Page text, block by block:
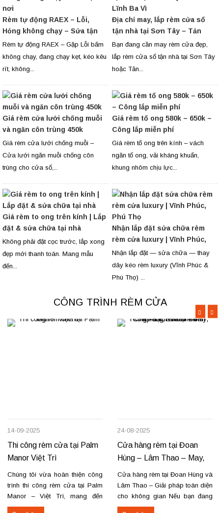
Rèm tự động RAEX – Lỗi,
Hỏng không chạy – Sửa tận
nơi
Rèm tự động RAEX – Gặp Lỗi bấm
không chạy, đang chạy kẹt, kéo kêu
rít, không...
Địa chỉ may, lắp rèm cửa sổ
tận nhà tại Sơn Tây – Tản
Lĩnh Ba Vì
Bạn đang cần may rèm cửa đẹp,
lắp rèm cửa sổ tận nhà tại Sơn Tây
hoặc Tản...
Giá rèm cửa lưới chống muỗi
và ngăn côn trùng 450k
Giá rèm cửa lưới chống muỗi –
Cửa lưới ngăn muỗi chống côn
trùng cho cửa sổ,...
Giá rèm tổ ong 580k – 650k –
Công lắp miễn phí
Giá rèm tổ ong trên kính – vách
ngăn tổ ong, vải kháng khuẩn,
khung nhôm chịu lực...
Giá rèm to ong trên kính | Lắp
đặt & sửa chữa tại nhà
Không phải đặt cọc trước, lắp xong
đẹp mới thanh toán. Mang mẫu
đến...
Nhận lắp đặt sửa chữa rèm
rèm cửa luxury | Vĩnh Phúc,
Phú Thọ
Nhận lắp đặt — sửa chữa — thay
dây kéo rèm luxury (Vĩnh Phúc &
Phú Thọ) ...
CÔNG TRÌNH RÈM CỬA
14-09-2025
Thi công rèm cửa tại Palm
Manor Việt Trì
Chúng tôi vừa hoàn thiện công
trình thi công rèm cửa tại Palm
Manor – Việt Trì, mang đến
không gian sang trọng và tiện
24-08-2025
Cửa hàng rèm tại Đoan
Hùng – Lâm Thao – May,
lắp đặt, sửa chữa
Cửa hàng rèm tại Đoan Hùng và
Lâm Thao – Giải pháp toàn diện
cho không gian Nếu bạn đang
tìm nơi may, lắp đặt rèm cửa